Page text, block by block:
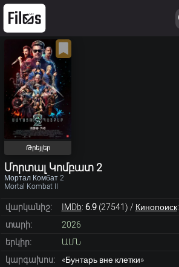
Թրեյլեր
Մորտալ Կոմբատ 2
Мортал Комбат 2
Mortal Kombat II
վարկանիշ: IMDb: 6.9(27541 ) / Кинопоиск:
տարի:
2026
երկիր:
ԱՄՆ
կարգախոս:
«Бунтарь вне клетки»